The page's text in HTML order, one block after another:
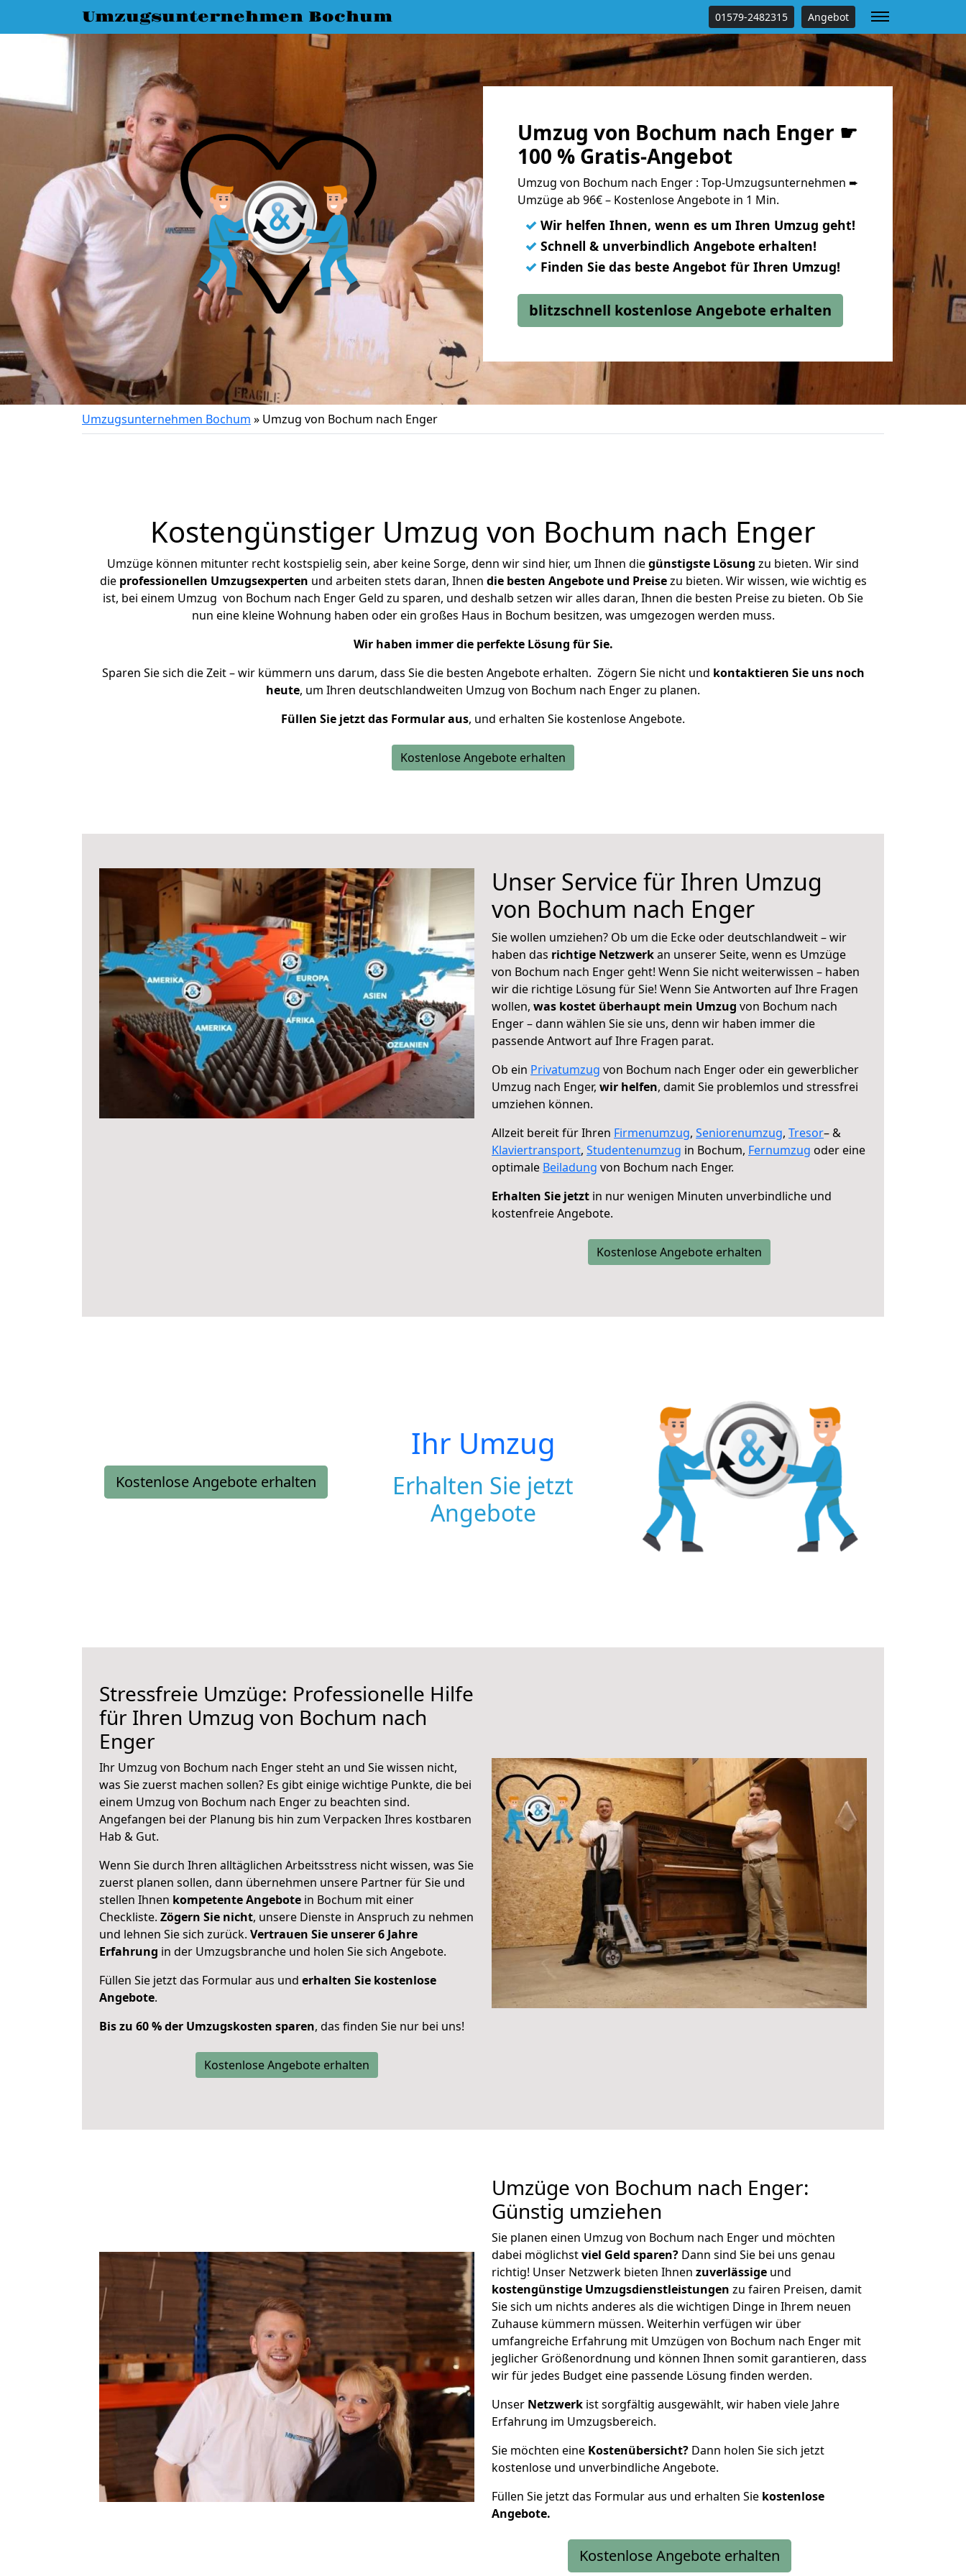
Umzugsunternehmen Bochum 01579-2482315 Angebot
Umzug von Bochum nach Enger ☛
100 % Gratis-Angebot
Umzug von Bochum nach Enger : Top-Umzugsunternehmen ➨
Umzüge ab 96€ – Kostenlose Angebote in 1 Min.
✓ Wir helfen Ihnen, wenn es um Ihren Umzug geht!
✓ Schnell & unverbindlich Angebote erhalten!
✓ Finden Sie das beste Angebot für Ihren Umzug!
blitzschnell kostenlose Angebote erhalten
Umzugsunternehmen Bochum » Umzug von Bochum nach Enger
Kostengünstiger Umzug von Bochum nach Enger
Umzüge können mitunter recht kostspielig sein, aber keine Sorge, denn wir sind hier, um Ihnen diegünstigste Lösung zu bieten. Wir sind
die professionellen Umzugsexperten und arbeiten stets daran, Ihnen die besten Angebote und Preisezu bieten. Wir wissen, wie wichtig es
ist, bei einem Umzug von Bochum nach Enger Geld zu sparen, und deshalb setzen wir alles daran, Ihnen die besten Preise zu bieten. Ob Sie
nun eine kleine Wohnung haben oder ein großes Haus in Bochum besitzen, was umgezogen werden muss.
Wir haben immer die perfekte Lösung für Sie.
Sparen Sie sich die Zeit – wir kümmern uns darum, dass Sie die besten Angebote erhalten. Zögern Sie nicht und kontaktieren Sie uns noch
heute, um Ihren deutschlandweiten Umzug von Bochum nach Enger zu planen.
Füllen Sie jetzt das Formular aus, und erhalten Sie kostenlose Angebote.
Kostenlose Angebote erhalten
Unser Service für Ihren Umzug
von Bochum nach Enger
Sie wollen umziehen? Ob um die Ecke oder deutschlandweit – wir
haben das richtige Netzwerkan unserer Seite, wenn es Umzüge
von Bochum nach Enger geht! Wenn Sie nicht weiterwissen – haben
wir die richtige Lösung für Sie! Wenn Sie Antworten auf Ihre Fragen
wollen, was kostet überhaupt mein Umzug von Bochum nach
Enger – dann wählen Sie sie uns, denn wir haben immer die
passende Antwort auf Ihre Fragen parat.
Ob ein Privatumzug von Bochum nach Enger oder ein gewerblicher
Umzug nach Enger, wir helfen, damit Sie problemlos und stressfrei
umziehen können.
Allzeit bereit für Ihren Firmenumzug, Seniorenumzug, Tresor– &
Klaviertransport, Studentenumzug in Bochum, Fernumzug oder eine
optimale Beiladung von Bochum nach Enger.
Erhalten Sie jetzt in nur wenigen Minuten unverbindliche und
kostenfreie Angebote.
Kostenlose Angebote erhalten
Kostenlose Angebote erhalten
Ihr Umzug
Erhalten Sie jetzt
Angebote
Stressfreie Umzüge: Professionelle Hilfe
für Ihren Umzug von Bochum nach
Enger
Ihr Umzug von Bochum nach Enger steht an und Sie wissen nicht,
was Sie zuerst machen sollen? Es gibt einige wichtige Punkte, die bei
einem Umzug von Bochum nach Enger zu beachten sind.
Angefangen bei der Planung bis hin zum Verpacken Ihres kostbaren
Hab & Gut.
Wenn Sie durch Ihren alltäglichen Arbeitsstress nicht wissen, was Sie
zuerst planen sollen, dann übernehmen unsere Partner für Sie und
stellen Ihnen kompetente Angebote in Bochum mit einer
Checkliste. Zögern Sie nicht, unsere Dienste in Anspruch zu nehmen
und lehnen Sie sich zurück. Vertrauen Sie unserer 6 Jahre
Erfahrung in der Umzugsbranche und holen Sie sich Angebote.
Füllen Sie jetzt das Formular aus und erhalten Sie kostenlose
Angebote.
Bis zu 60 % der Umzugskosten sparen, das finden Sie nur bei uns!
Kostenlose Angebote erhalten
Umzüge von Bochum nach Enger:
Günstig umziehen
Sie planen einen Umzug von Bochum nach Enger und möchten
dabei möglichstviel Geld sparen? Dann sind Sie bei uns genau
richtig! Unser Netzwerk bieten Ihnen zuverlässige und
kostengünstige Umzugsdienstleistungen zu fairen Preisen, damit
Sie sich um nichts anderes als die wichtigen Dinge in Ihrem neuen
Zuhause kümmern müssen. Weiterhin verfügen wir über
umfangreiche Erfahrung mit Umzügen von Bochum nach Enger mit
jeglicher Größenordnung und können Ihnen somit garantieren, dass
wir für jedes Budget eine passende Lösung finden werden.
Unser Netzwerk ist sorgfältig ausgewählt, wir haben viele Jahre
Erfahrung im Umzugsbereich.
Sie möchten eine Kostenübersicht? Dann holen Sie sich jetzt
kostenlose und unverbindliche Angebote.
Füllen Sie jetzt das Formular aus und erhalten Sie kostenlose
Angebote.
Kostenlose Angebote erhalten